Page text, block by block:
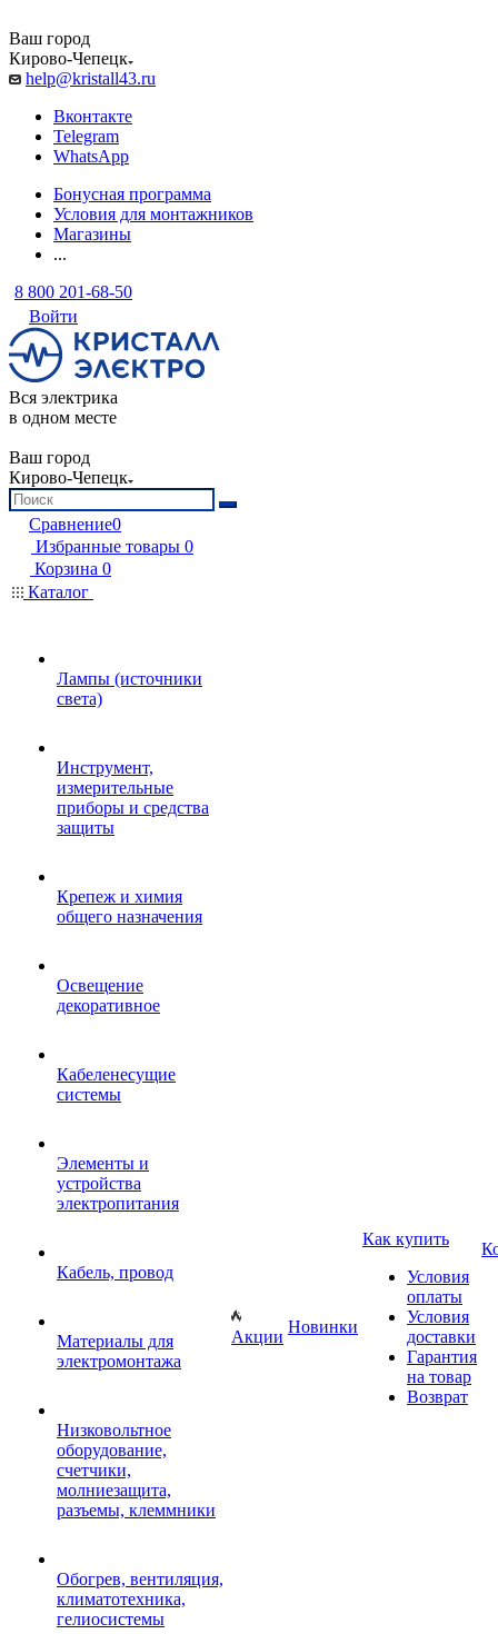
Ваш город
Кирово-Чепецк
help@kristall43.ru
Вконтакте
Telegram
WhatsApp
Бонусная программа
Условия для монтажников
Магазины
...
8 800 201-68-50
Войти
Вся электрика
в одном месте
Ваш город
Кирово-Чепецк
Сравнение0
Избранные товары 0
Корзина 0
Каталог
Лампы (источники
света)
Инструмент,
измерительные
приборы и средства
защиты
Крепеж и химия
общего назначения
Освещение
декоративное
Кабеленесущие
системы
Элементы и
устройства
электропитания
Кабель, провод
Материалы для
электромонтажа
Низковольтное
оборудование,
счетчики,
молниезащита,
разъемы, клеммники
Обогрев, вентиляция,
климатотехника,
гелиосистемы
Акции
Новинки
Как купить
Условия
оплаты
Условия
доставки
Гарантия
на товар
Возврат